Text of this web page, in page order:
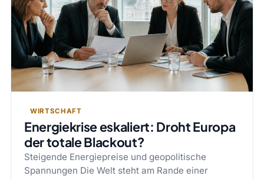
WIRTSCHAFT
Energiekrise eskaliert: Droht Europa
der totale Blackout?
Steigende Energiepreise und geopolitische
Spannungen Die Welt steht am Rande einer